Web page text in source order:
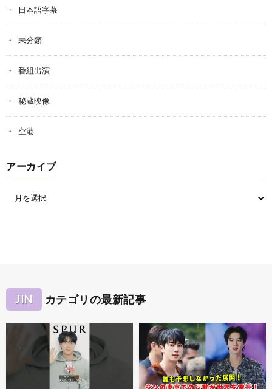
日本語字幕
未分類
番組出演
秘蔵映像
空港
アーカイブ
JIN カテゴリの最新記事